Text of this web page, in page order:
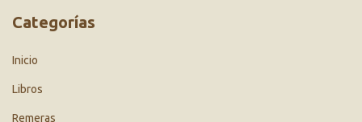
Categorías
Inicio
Libros
Remeras